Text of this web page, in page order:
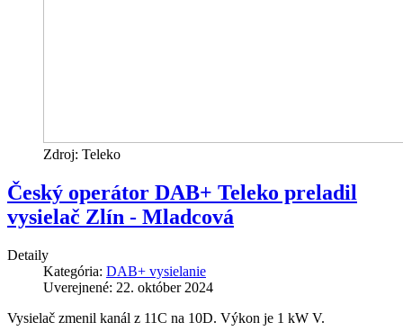
Zdroj: Teleko
Český operátor DAB+ Teleko preladil
vysielač Zlín - Mladcová
Detaily
Kategória: DAB+ vysielanie
Uverejnené: 22. október 2024
Vysielač zmenil kanál z 11C na 10D. Výkon je 1 kW V.